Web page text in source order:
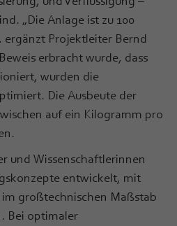
„Die Anlage ist zu 100
ergänzt Projektleiter Bernd
erbracht wurde, dass
wurden die
Die Ausbeute der
auf ein Kilogramm pro
und Wissenschaftlerinnen
entwickelt, mit
im großtechnischen Maßstab
Bei optimaler